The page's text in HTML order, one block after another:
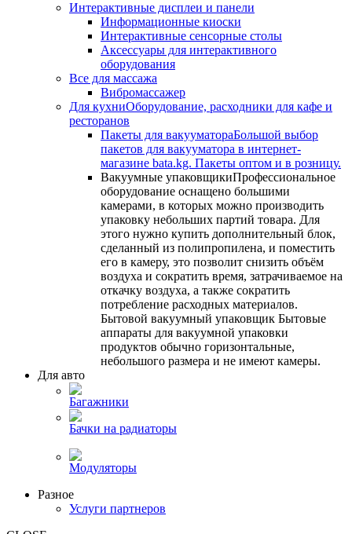
Интерактивные дисплеи и панели
Информационные киоски
Интерактивные сенсорные столы
Аксессуары для интерактивного
оборудования
Все для массажа
Вибромассажер
Для кухниОборудование, расходники для кафе и
ресторанов
Пакеты для вакууматораБольшой выбор
пакетов для вакууматора в интернет-
магазине bata.kg. Пакеты оптом и в розницу.
Вакуумные упаковщикиПрофессиональное
оборудование оснащено большими
камерами, в которых можно производить
упаковку небольших партий товара. Для
этого нужно купить дополнительный блок,
сделанный из полипропилена, и поместить
его в камеру, это позволит снизить объём
воздуха и сократить время, затрачиваемое на
откачку воздуха, а также сократить
потребление расходных материалов.
Бытовой вакуумный упаковщик Бытовые
аппараты для вакуумной упаковки
продуктов обычно горизонтальные,
небольшого размера и не имеют камеры.
Для авто
Багажники
Бачки на радиаторы
Модуляторы
Разное
Услуги партнеров